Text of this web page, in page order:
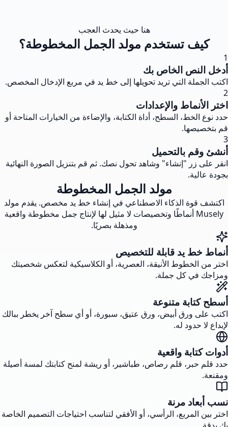
هنا حيث يحدث العجب
كيف تستخدم مولد الجمل المخطوطة؟
1
أدخل النص الخاص بك
اكتب الجملة التي تريد تحويلها إلى خط يد في مربع الإدخال المخصص.
2
اختر الأنماط والإعدادات
حدد نوع الخط، السطح، أداة الكتابة، والإضاءة من الخيارات المتاحة أو
قم بتخصيصها.
3
أنشئ وقم بالتحميل
انقر على زر "إنشاء" وشاهد تحول نصك. ثم قم بتنزيل الصورة النهائية
بجودة عالية.
مولد الجمل المخطوطة
اكتشف قوة الذكاء الاصطناعي في إنشاء خط يد مخصص. يقدم مولد
Musely أنماطًا وتخصيصات لا مثيل لها لإنتاج جمل مخطوطة واقعية
ومذهلة بصريًا.
أنماط خط يد قابلة للتخصيص
اختر من الخطوط الأنيقة، العصرية، أو الكلاسيكية لتعكس شخصيتك
ومزاجك في كل جملة.
أسطح كتابة متنوعة
اكتب على ورق أبيض، ورق عتيق، سبورة، أو أي سطح آخر يخطر ببالك
لإبداع لا حدود له.
أدوات كتابة واقعية
حدد قلم حبر، قلم رصاص، طباشير، أو ريشة لمنح كتابتك لمسة أصيلة
ومقنعة.
نسب أبعاد مرنة
اختر بين المربع، الرأسي، أو الأفقي لتناسب احتياجات التصميم الخاصة